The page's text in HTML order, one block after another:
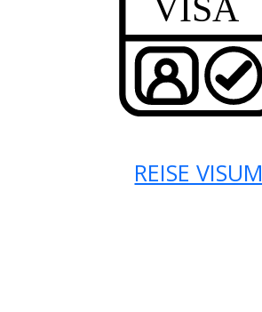
REISE VISUM